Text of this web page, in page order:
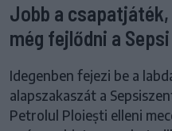
Jobb a csapatjáték,
még fejlődni a
Idegenben fejezi be a
alapszakaszát a
Petrolul Ploiești elleni